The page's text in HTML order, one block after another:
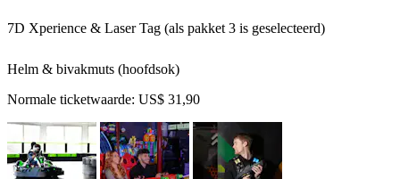
7D Xperience & Laser Tag (als pakket 3 is geselecteerd)
Helm & bivakmuts (hoofdsok)
Normale ticketwaarde: US$ 31,90